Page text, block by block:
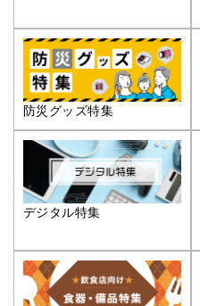
防災グッズ特集
デジタル特集